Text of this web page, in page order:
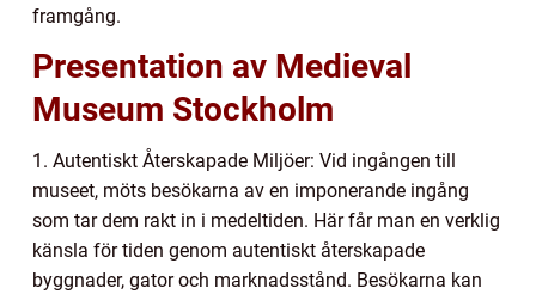
framgång.
Presentation av Medieval
Museum Stockholm
1. Autentiskt Återskapade Miljöer: Vid ingången till
museet, möts besökarna av en imponerande ingång
som tar dem rakt in i medeltiden. Här får man en verklig
känsla för tiden genom autentiskt återskapade
byggnader, gator och marknadsstånd. Besökarna kan